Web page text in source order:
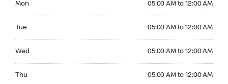
Mon 05:00 AM to 12:00 AM
Tue 05:00 AM to 12:00 AM
Wed 05:00 AM to 12:00 AM
Thu 05:00 AM to 12:00 AM